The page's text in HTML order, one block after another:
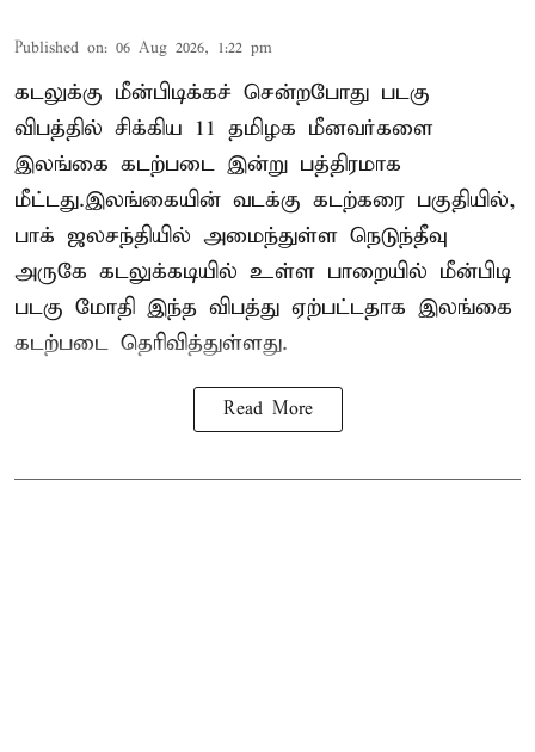
Published on: 06 Aug 2026, 1:22 pm
கடலுக்கு மீன்பிடிக்கச் சென்றபோது படகு
விபத்தில் சிக்கிய 11 தமிழக மீனவர்களை
இலங்கை கடற்படை இன்று பத்திரமாக
மீட்டது.இலங்கையின் வடக்கு கடற்கரை பகுதியில்,
பாக் ஜலசந்தியில் அமைந்துள்ள நெடுந்தீவு
அருகே கடலுக்கடியில் உள்ள பாறையில் மீன்பிடி
படகு மோதி இந்த விபத்து ஏற்பட்டதாக இலங்கை
கடற்படை தெரிவித்துள்ளது.
Read More